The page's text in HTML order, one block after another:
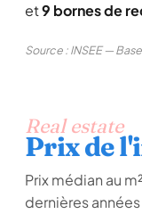
et9 bornes de
Source : INSEE —
Real estate
Prix de
Prix médian au
dernières années